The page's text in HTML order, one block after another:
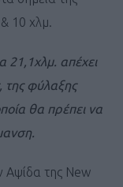
10 χλμ.
21,1χλμ. απέχει
της φύλαξης
θα πρέπει να
Αψίδα της New